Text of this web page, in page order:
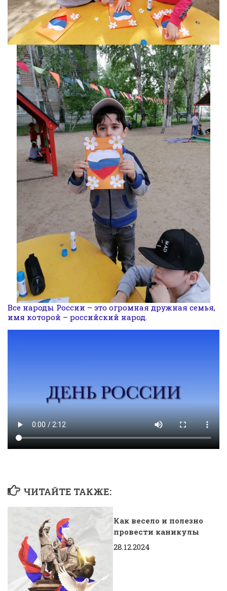
Все народы России – это огромная дружная семья,
имя которой – российский народ.
ЧИТАЙТЕ ТАКЖЕ:
Как весело и полезно
провести каникулы
28.12.2024